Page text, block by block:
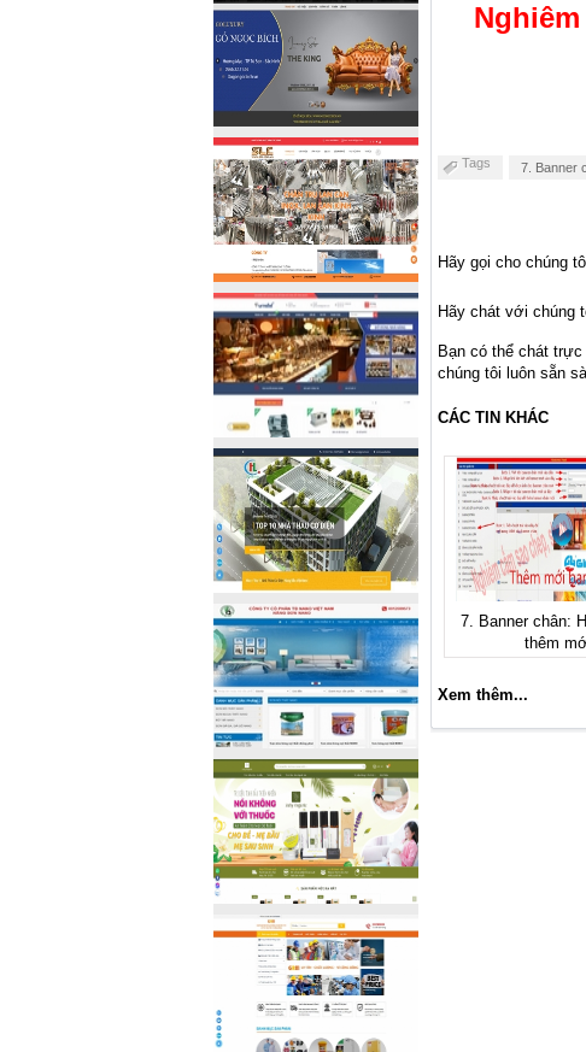
Tags 7. Banner
Hãy gọi cho chúng
Hãy chát với chúng
Bạn có thể chát
chúng tôi luôn sẵn
CÁC TIN KHÁC
7. Banner chân:
thêm
Xem thêm...